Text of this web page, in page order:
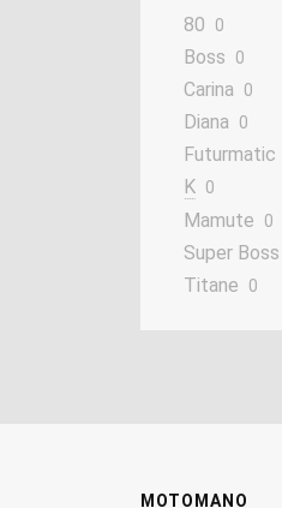
80
0
Boss 0
Carina 0
Diana 0
Futurmatic
K 0
Mamute 0
Super Boss
Titane 0
MOTOMANO